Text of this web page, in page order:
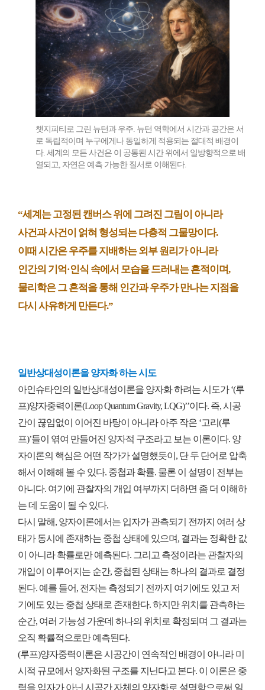
챗지피티로 그린 뉴턴과 우주. 뉴턴 역학에서 시간과 공간은 서
로 독립적이며 누구에게나 동일하게 적용되는 절대적 배경이
다. 세계의 모든 사건은 이 공통된 시간 위에서 일방향적으로 배
열되고, 자연은 예측 가능한 질서로 이해된다.
“세계는 고정된 캔버스 위에 그려진 그림이 아니라
사건과 사건이 얽혀 형성되는 다층적 그물망이다.
이때 시간은 우주를 지배하는 외부 원리가 아니라
인간의 기억·인식 속에서 모습을 드러내는 흔적이며,
물리학은 그 흔적을 통해 인간과 우주가 만나는 지점을
다시 사유하게 만든다.”
일반상대성이론을 양자화 하는 시도
아인슈타인의 일반상대성이론을 양자화 하려는 시도가 ‘(루
프)양자중력이론(Loop Quantum Gravity, LQG)’’이다. 즉, 시공
간이 끊임없이 이어진 바탕이 아니라 아주 작은 ‘고리(루
프)’들이 엮여 만들어진 양자적 구조라고 보는 이론이다. 양
자이론의 핵심은 어떤 작가가 설명했듯이, 단 두 단어로 압축
해서 이해해 볼 수 있다. 중첩과 확률. 물론 이 설명이 전부는
아니다. 여기에 관찰자의 개입 여부까지 더하면 좀 더 이해하
는 데 도움이 될 수 있다.
다시 말해, 양자이론에서는 입자가 관측되기 전까지 여러 상
태가 동시에 존재하는 중첩 상태에 있으며, 결과는 정확한 값
이 아니라 확률로만 예측된다. 그리고 측정이라는 관찰자의
개입이 이루어지는 순간, 중첩된 상태는 하나의 결과로 결정
된다. 예를 들어, 전자는 측정되기 전까지 여기에도 있고 저
기에도 있는 중첩 상태로 존재한다. 하지만 위치를 관측하는
순간, 여러 가능성 가운데 하나의 위치로 확정되며 그 결과는
오직 확률적으로만 예측된다.
(루프)양자중력이론은 시공간이 연속적인 배경이 아니라 미
시적 규모에서 양자화된 구조를 지닌다고 본다. 이 이론은 중
력을 입자가 아닌 시공간 자체의 양자화로 설명함으로써 일